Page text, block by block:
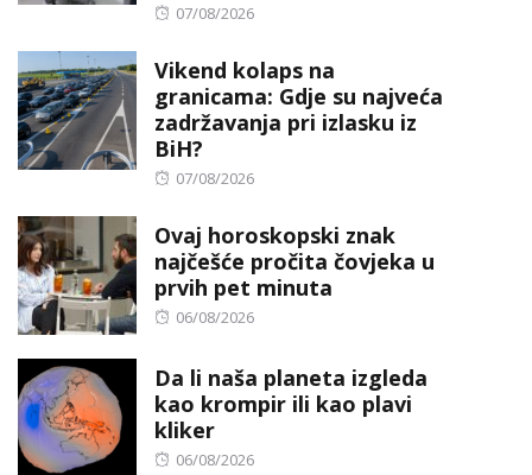
Posted
07/08/2026
Vikend kolaps na
granicama: Gdje su najveća
zadržavanja pri izlasku iz
BiH?
Posted
07/08/2026
Ovaj horoskopski znak
najčešće pročita čovjeka u
prvih pet minuta
Posted
06/08/2026
Da li naša planeta izgleda
kao krompir ili kao plavi
kliker
Posted
06/08/2026